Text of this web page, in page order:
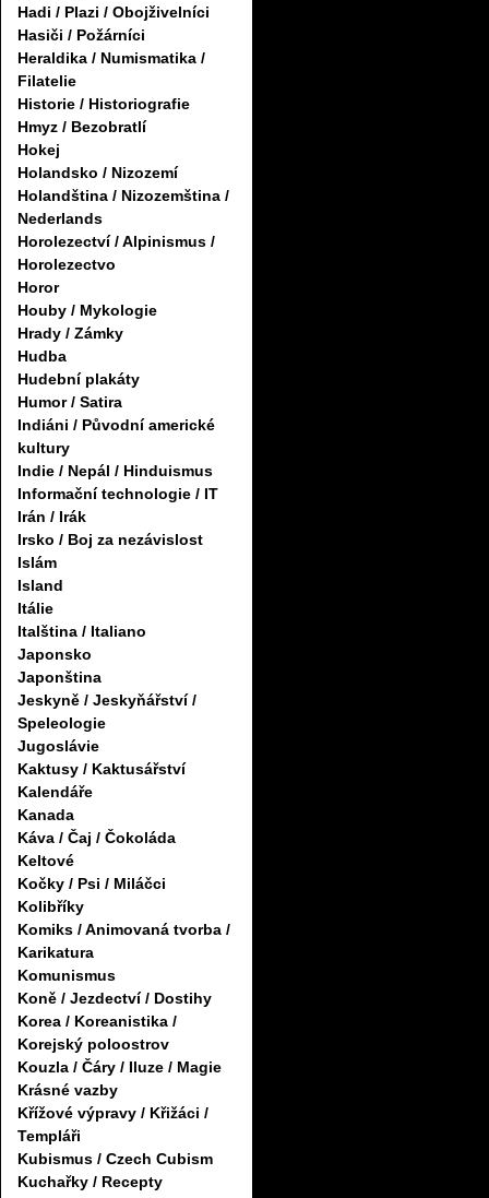
Hadi / Plazi / Obojživelníci
Hasiči / Požárníci
Heraldika / Numismatika /
Filatelie
Historie / Historiografie
Hmyz / Bezobratlí
Hokej
Holandsko / Nizozemí
Holandština / Nizozemština /
Nederlands
Horolezectví / Alpinismus /
Horolezectvo
Horor
Houby / Mykologie
Hrady / Zámky
Hudba
Hudební plakáty
Humor / Satira
Indiáni / Původní americké
kultury
Indie / Nepál / Hinduismus
Informační technologie / IT
Irán / Irák
Irsko / Boj za nezávislost
Islám
Island
Itálie
Italština / Italiano
Japonsko
Japonština
Jeskyně / Jeskyňářství /
Speleologie
Jugoslávie
Kaktusy / Kaktusářství
Kalendáře
Kanada
Káva / Čaj / Čokoláda
Keltové
Kočky / Psi / Miláčci
Kolibříky
Komiks / Animovaná tvorba /
Karikatura
Komunismus
Koně / Jezdectví / Dostihy
Korea / Koreanistika /
Korejský poloostrov
Kouzla / Čáry / Iluze / Magie
Krásné vazby
Křížové výpravy / Křižáci /
Templáři
Kubismus / Czech Cubism
Kuchařky / Recepty